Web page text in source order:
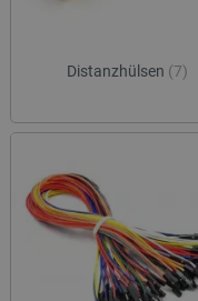
Distanzhülsen (7)